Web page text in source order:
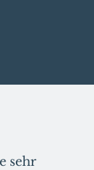
sehr